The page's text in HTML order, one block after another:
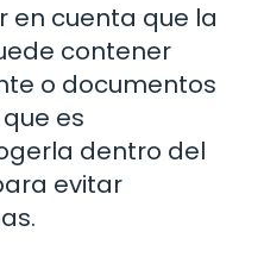
en cuenta que la
contener
o documentos
es
dentro del
evitar